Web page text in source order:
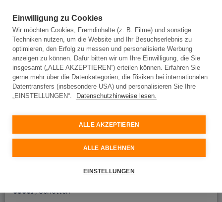
Adresseingabe
Adresseingabe
Glasfaser an Ihrem Standort verfügbar ist.
Hausnummer
Einwilligung zu Cookies
Wir möchten Cookies, Fremdinhalte (z. B. Filme) und sonstige
Techniken nutzen, um die Website und Ihr Besuchserlebnis zu
optimieren, den Erfolg zu messen und personalisierte Werbung
anzeigen zu können. Dafür bitten wir um Ihre Einwilligung, die Sie
insgesamt („ALLE AKZEPTIEREN“) erteilen können. Erfahren Sie
gerne mehr über die Datenkategorien, die Risiken bei internationalen
Datentransfers (insbesondere USA) und personalisieren Sie Ihre
„EINSTELLUNGEN“.
Datenschutzhinweise lesen.
ALLE AKZEPTIEREN
ALLE ABLEHNEN
EINSTELLUNGEN
63667, Schotten